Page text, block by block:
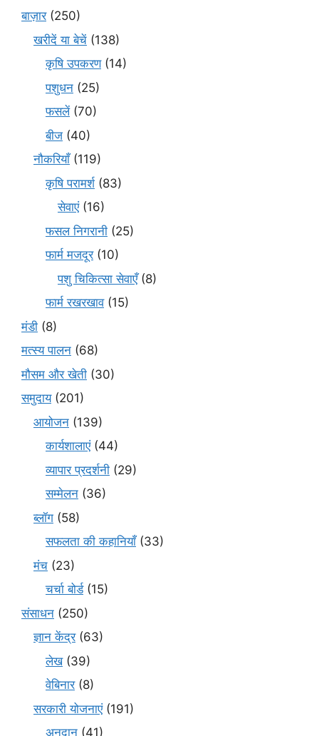
बाज़ार(250)
खरीदें या बेचें (138)
कृषि उपकरण(14)
पशुधन (25)
फसलें(70)
बीज (40)
नौकरियाँ(119)
कृषि परामर्श(83)
सेवाएं(16)
फसल निगरानी (25)
फार्म मजदूर(10)
पशु चिकित्सा सेवाएँ(8)
फार्म रखरखाव(15)
मंडी (8)
मत्स्य पालन (68)
मौसम और खेती (30)
समुदाय(201)
आयोजन (139)
कार्यशालाएं(44)
व्यापार प्रदर्शनी (29)
सम्मेलन (36)
ब्लॉग (58)
सफलता की कहानियाँ(33)
मंच (23)
चर्चा बोर्ड(15)
संसाधन (250)
ज्ञान केंद्र(63)
लेख(39)
वेबिनार(8)
सरकारी योजनाएं(191)
अनुदान (41)